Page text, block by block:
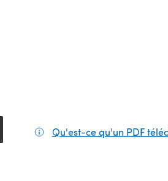
onglet) Qu'est-ce qu'un PDF